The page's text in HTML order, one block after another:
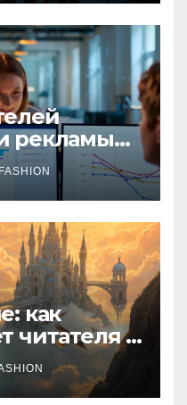
рекламы
точек
как
читателя и